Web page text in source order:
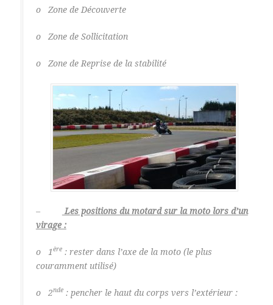
o Zone de Découverte
o Zone de Sollicitation
o Zone de Reprise de la stabilité
–
Les positions du motard sur la moto lors d’un
virage :
o 1ère: rester dans l’axe de la moto (le plus
couramment utilisé)
o 2nde: pencher le haut du corps vers l’extérieur :